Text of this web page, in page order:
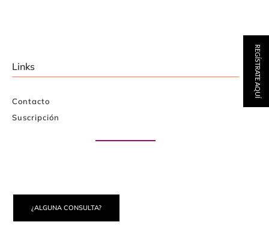
Links
Contacto
Suscripción
¿ALGUNA CONSULTA?
REGÍSTRATE AQUÍ